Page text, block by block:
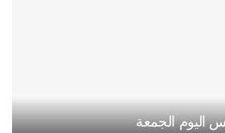
اليوم الجمعة